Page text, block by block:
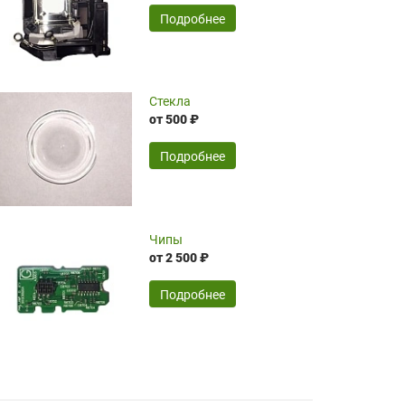
временные затраты по достаточно
оптимизированной стоимости, чему
чрезмерно благодарны!)))
SERGEY FOURSOV,24.04.2026
широкий ассортимент ламп, как оригиналов,
так и аналогов.Быстрое оформление и
передача в доставку, приемлемые цены. Мне
понравилось.
Читать полностью
16.04.2026
Подробнее
Стекла
от 500 ₽
Подробнее
Чипы
от 2 500 ₽
Подробнее